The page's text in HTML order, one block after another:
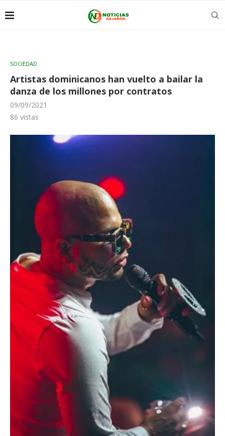
SOCIEDAD
Artistas dominicanos han vuelto a bailar la
danza de los millones por contratos
09/09/2021
86 vistas